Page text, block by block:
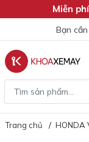
Miễn
Bạn
Trang chủ HONDA